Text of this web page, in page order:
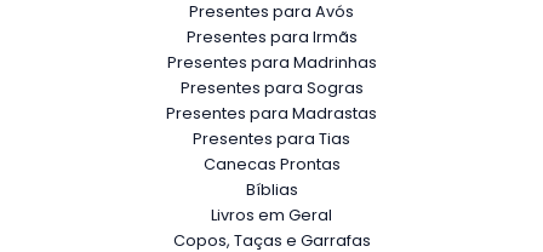
Presentes para Avós
Presentes para Irmãs
Presentes para Madrinhas
Presentes para Sogras
Presentes para Madrastas
Presentes para Tias
Canecas Prontas
Bíblias
Livros em Geral
Copos, Taças e Garrafas